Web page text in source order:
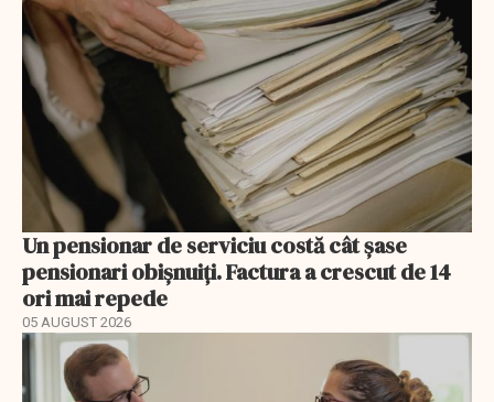
Un pensionar de serviciu costă cât șase
pensionari obișnuiți. Factura a crescut de 14
ori mai repede
05 AUGUST 2026